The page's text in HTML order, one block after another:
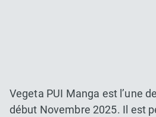
Vegeta PUI Manga est l’une
début Novembre 2025. Il est